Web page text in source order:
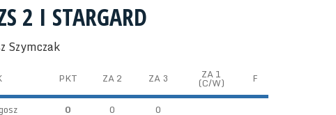
2 I STARGARD
Szymczak
PKT ZA 2 ZA 3 ZA 1
(C/W) F
0 0
0